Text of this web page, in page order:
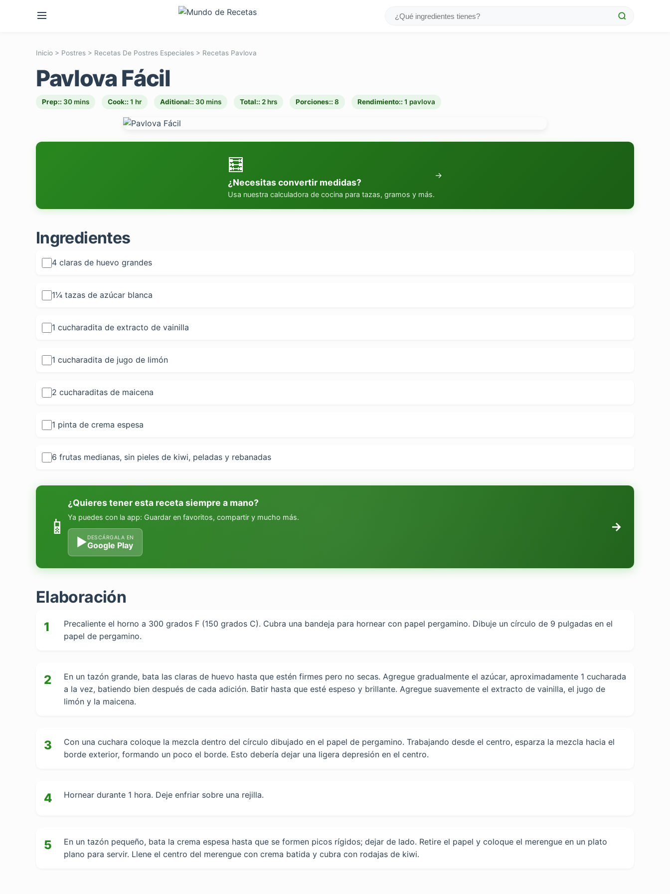
Inicio > Postres > Recetas De Postres Especiales > Recetas Pavlova
Pavlova Fácil
Prep:: 30 mins Cook:: 1 hr Aditional:: 30 mins Total:: 2 hrs Porciones:: 8 Rendimiento:: 1 pavlova
🧮
¿Necesitas convertir medidas?
Usa nuestra calculadora de cocina para tazas, gramos y más.
→
Ingredientes
4 claras de huevo grandes
1¼ tazas de azúcar blanca
1 cucharadita de extracto de vainilla
1 cucharadita de jugo de limón
2 cucharaditas de maicena
1 pinta de crema espesa
6 frutas medianas, sin pieles de kiwi, peladas y rebanadas
📱
¿Quieres tener esta receta siempre a mano?
Ya puedes con la app: Guardar en favoritos, compartir y mucho más.
▶DESCÁRGALA EN
Google Play
→
Elaboración
1
Precaliente el horno a 300 grados F (150 grados C). Cubra una bandeja para hornear con papel pergamino. Dibuje un círculo de 9 pulgadas en el
papel de pergamino.
2
En un tazón grande, bata las claras de huevo hasta que estén firmes pero no secas. Agregue gradualmente el azúcar, aproximadamente 1 cucharada
a la vez, batiendo bien después de cada adición. Batir hasta que esté espeso y brillante. Agregue suavemente el extracto de vainilla, el jugo de
limón y la maicena.
3
Con una cuchara coloque la mezcla dentro del círculo dibujado en el papel de pergamino. Trabajando desde el centro, esparza la mezcla hacia el
borde exterior, formando un poco el borde. Esto debería dejar una ligera depresión en el centro.
4 Hornear durante 1 hora. Deje enfriar sobre una rejilla.
5
En un tazón pequeño, bata la crema espesa hasta que se formen picos rígidos; dejar de lado. Retire el papel y coloque el merengue en un plato
plano para servir. Llene el centro del merengue con crema batida y cubra con rodajas de kiwi.